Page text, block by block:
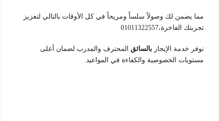
مما يضمن لك وصولاً سلساً ومريحاً في كل الأوقات.بالتالي لتعزيز
تجربتك الفاخرة،01011322557
نوفر خدمة الإيجار بالسائق المحترف والمدرب لضمان أعلى
مستويات الخصوصية والكفاءة في المواعيد.